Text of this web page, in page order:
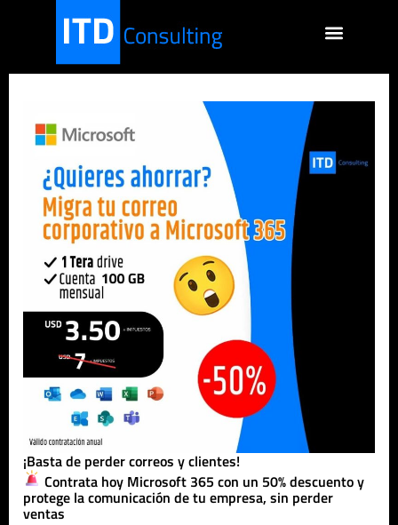
¡Basta de perder correos y clientes!
Contrata hoy Microsoft 365 con un 50% descuento y
protege la comunicación de tu empresa, sin perder
ventas